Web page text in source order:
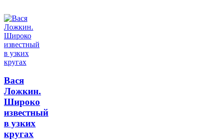
Вася
Ложкин.
Широко
известный
в узких
кругах